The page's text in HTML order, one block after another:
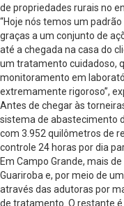
de propriedades rurais no
“Hoje nós temos um
graças a um conjunto de
até a chegada na casa do
um tratamento cuidadoso,
monitoramento em
extremamente rigoroso”,
Antes de chegar às
sistema de abastecimento
com 3.952 quilômetros de
controle 24 horas por dia
Em Campo Grande, mais
Guariroba e, por meio de
através das adutoras por
de tratamento. O restante